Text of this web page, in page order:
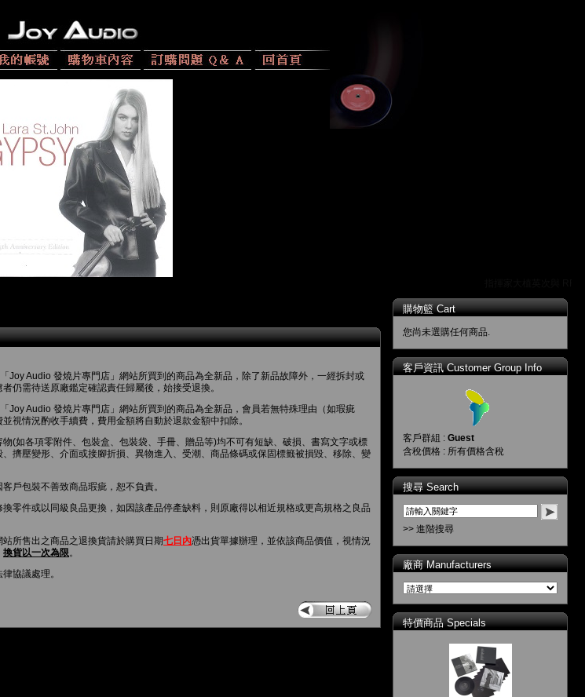
Joy Audio 發燒片專門店」網站所買到的商品為全新品，除了新品故障外，一經拆封或
仍需待送原廠鑑定確認責任歸屬後，始接受退換。
Joy Audio 發燒片專門店」網站所買到的商品為全新品，會員若無特殊理由（如瑕疵
視情況酌收手續費，費用金額將自動於退款金額中扣除。
(如各項零附件、包裝盒、包裝袋、手冊、贈品等)均不可有短缺、破損、書寫文字或標
擠壓變形、介面或接腳折損、異物進入、受潮、商品條碼或保固標籤被損毀、移除、變
戶包裝不善致商品瑕疵，恕不負責。
零件或以同級良品更換，如因該產品停產缺料，則原廠得以相近規格或更高規格之良品
所售出之商品之退換貨請於購買日期七日內憑出貨單據辦理，並依該商品價值，視情況
換貨以一次為限。
協議處理。
購物籃 Cart
您尚未選購任何商品.
客戶資訊 Customer Group Info
客戶群組 : Guest
含稅價格 : 所有價格含稅
搜尋 Search
>> 進階搜尋
廠商 Manufacturers
特價商品 Specials